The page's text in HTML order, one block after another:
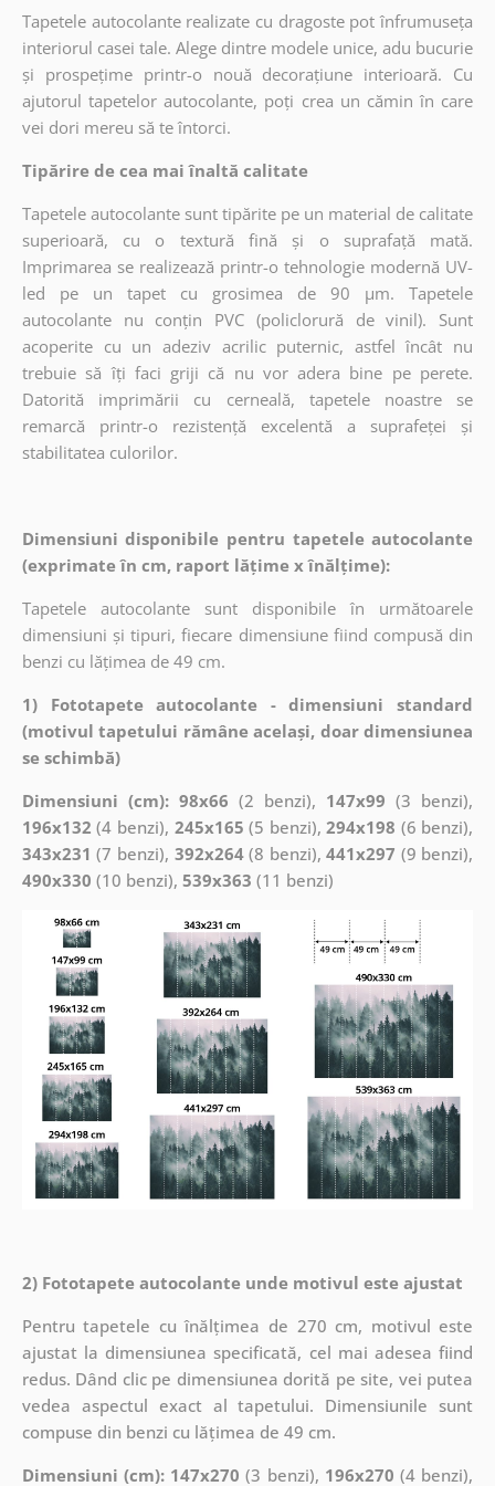
Tapetele autocolante realizate cu dragoste pot înfrumuseța
interiorul casei tale. Alege dintre modele unice, adu bucurie
și prospețime printr-o nouă decorațiune interioară. Cu
ajutorul tapetelor autocolante, poți crea un cămin în care
vei dori mereu să te întorci.
Tipărire de cea mai înaltă calitate
Tapetele autocolante sunt tipărite pe un material de calitate
superioară, cu o textură fină și o suprafață mată.
Imprimarea se realizează printr-o tehnologie modernă UV-
led pe un tapet cu grosimea de 90 µm. Tapetele
autocolante nu conțin PVC (policlorură de vinil). Sunt
acoperite cu un adeziv acrilic puternic, astfel încât nu
trebuie să îți faci griji că nu vor adera bine pe perete.
Datorită imprimării cu cerneală, tapetele noastre se
remarcă printr-o rezistență excelentă a suprafeței și
stabilitatea culorilor.
Dimensiuni disponibile pentru tapetele autocolante
(exprimate în cm, raport lățime x înălțime):
Tapetele autocolante sunt disponibile în următoarele
dimensiuni și tipuri, fiecare dimensiune fiind compusă din
benzi cu lățimea de 49 cm.
1) Fototapete autocolante - dimensiuni standard
(motivul tapetului rămâne același, doar dimensiunea
se schimbă)
Dimensiuni (cm): 98x66 (2 benzi), 147x99 (3 benzi),
196x132 (4 benzi), 245x165 (5 benzi),294x198 (6 benzi),
343x231 (7 benzi), 392x264(8 benzi),441x297 (9 benzi),
490x330 (10 benzi), 539x363 (11 benzi)
2) Fototapete autocolante unde motivul este ajustat
Pentru tapetele cu înălțimea de 270 cm, motivul este
ajustat la dimensiunea specificată, cel mai adesea fiind
redus. Dând clic pe dimensiunea dorită pe site, vei putea
vedea aspectul exact al tapetului. Dimensiunile sunt
compuse din benzi cu lățimea de 49 cm.
Dimensiuni (cm): 147x270 (3 benzi), 196x270 (4 benzi),